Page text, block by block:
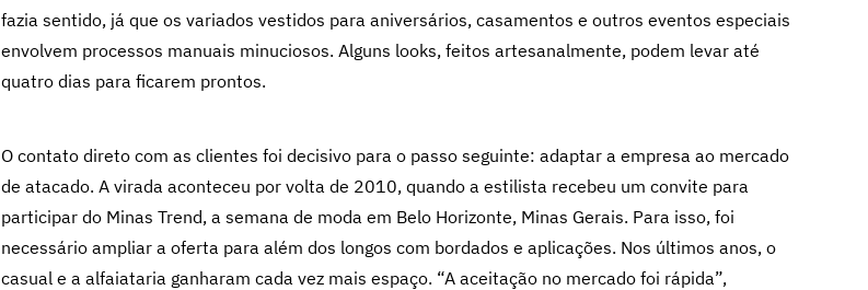
fazia sentido, já que os variados vestidos para aniversários, casamentos e outros eventos especiais
envolvem processos manuais minuciosos. Alguns looks, feitos artesanalmente, podem levar até
quatro dias para ficarem prontos.
O contato direto com as clientes foi decisivo para o passo seguinte: adaptar a empresa ao mercado
de atacado. A virada aconteceu por volta de 2010, quando a estilista recebeu um convite para
participar do Minas Trend, a semana de moda em Belo Horizonte, Minas Gerais. Para isso, foi
necessário ampliar a oferta para além dos longos com bordados e aplicações. Nos últimos anos, o
casual e a alfaiataria ganharam cada vez mais espaço. “A aceitação no mercado foi rápida”,